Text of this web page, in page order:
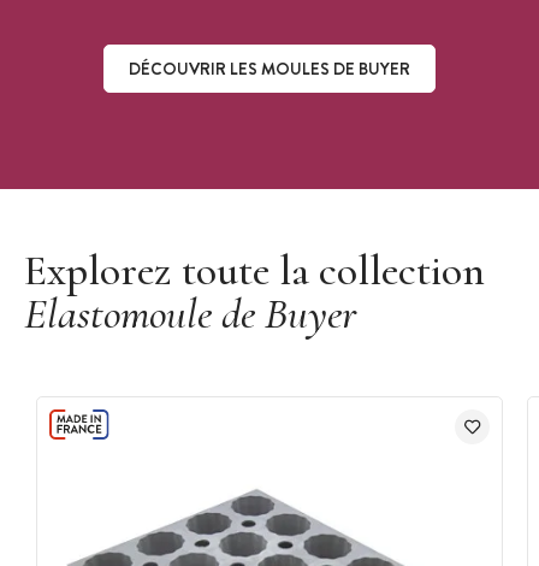
DÉCOUVRIR LES MOULES DE BUYER
Explorez toute la collection
Elastomoule de Buyer